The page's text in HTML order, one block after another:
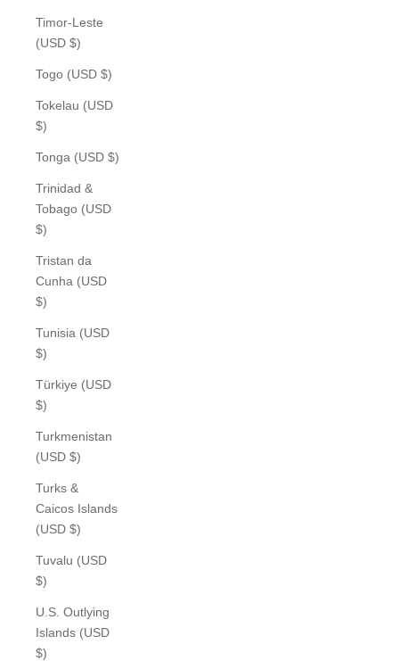
Timor-Leste
(USD $)
Togo (USD $)
Tokelau (USD
$)
Tonga (USD $)
Trinidad &
Tobago (USD
$)
Tristan da
Cunha (USD
$)
Tunisia (USD
$)
Türkiye (USD
$)
Turkmenistan
(USD $)
Turks &
Caicos Islands
(USD $)
Tuvalu (USD
$)
U.S. Outlying
Islands (USD
$)